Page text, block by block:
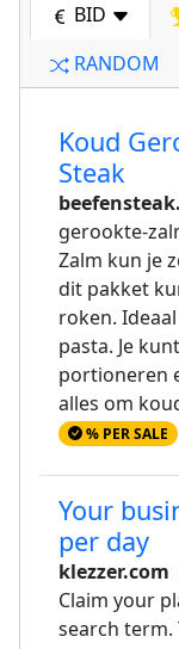
BID
RANDOM
Koud
Steak
gerookte-
Zalm kun je
dit pakket
roken.
pasta. Je
portioneren
alles om
% PER SALE
Your
per day
klezzer.com
Claim your
search term.